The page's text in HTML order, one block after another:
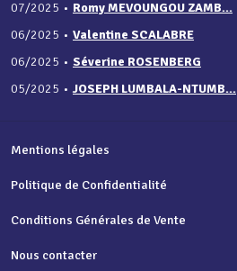
07/2025 • Romy MEVOUNGOU ZAMB...
06/2025 • Valentine SCALABRE
06/2025 • Séverine ROSENBERG
05/2025 • JOSEPH LUMBALA-NTUMB...
Mentions légales
Politique de Confidentialité
Conditions Générales de Vente
Nous contacter